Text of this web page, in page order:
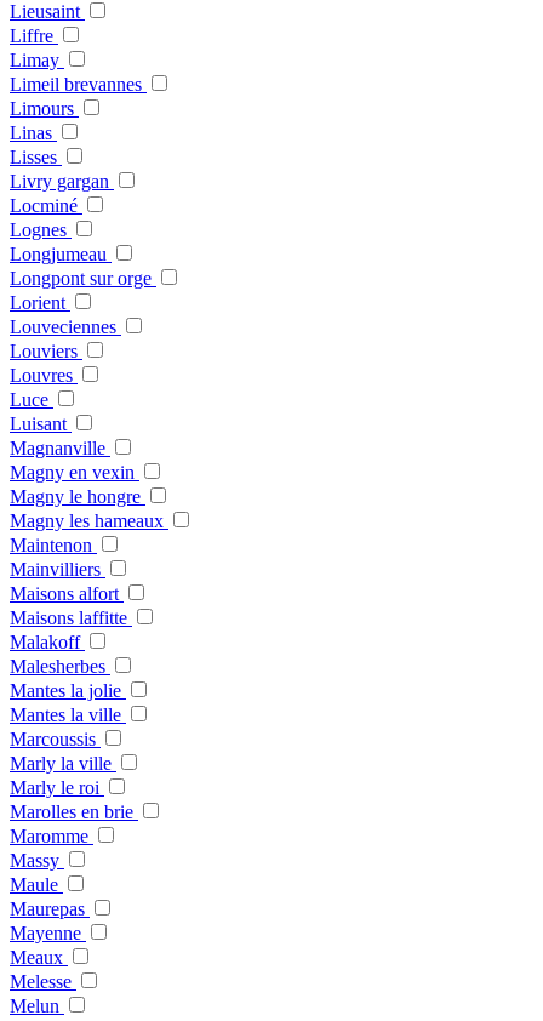
Lieusaint
Liffre
Limay
Limeil brevannes
Limours
Linas
Lisses
Livry gargan
Locminé
Lognes
Longjumeau
Longpont sur orge
Lorient
Louveciennes
Louviers
Louvres
Luce
Luisant
Magnanville
Magny en vexin
Magny le hongre
Magny les hameaux
Maintenon
Mainvilliers
Maisons alfort
Maisons laffitte
Malakoff
Malesherbes
Mantes la jolie
Mantes la ville
Marcoussis
Marly la ville
Marly le roi
Marolles en brie
Maromme
Massy
Maule
Maurepas
Mayenne
Meaux
Melesse
Melun